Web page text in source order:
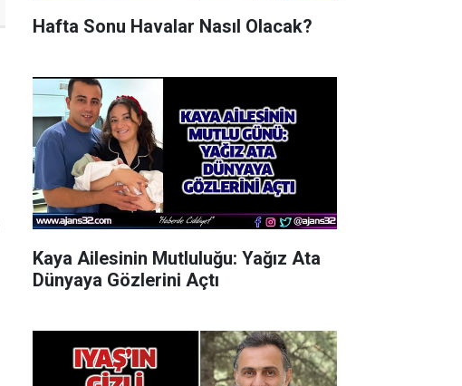
Hafta Sonu Havalar Nasıl Olacak?
Kaya Ailesinin Mutluluğu: Yağız Ata
Dünyaya Gözlerini Açtı